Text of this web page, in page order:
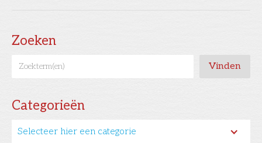
Zoeken
Categorieën
Selecteer hier een categorie